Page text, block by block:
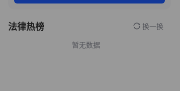
法律热榜 换一换
暂无数据